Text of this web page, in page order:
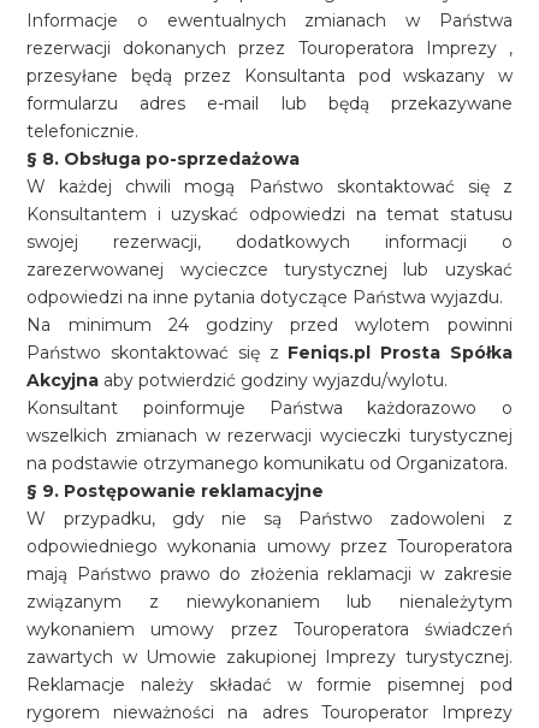
Informacje o ewentualnych zmianach w Państwa
rezerwacji dokonanych przez Touroperatora Imprezy ,
przesyłane będą przez Konsultanta pod wskazany w
formularzu adres e-mail lub będą przekazywane
telefonicznie.
§ 8. Obsługa po-sprzedażowa
W każdej chwili mogą Państwo skontaktować się z
Konsultantem i uzyskać odpowiedzi na temat statusu
swojej rezerwacji, dodatkowych informacji o
zarezerwowanej wycieczce turystycznej lub uzyskać
odpowiedzi na inne pytania dotyczące Państwa wyjazdu.
Na minimum 24 godziny przed wylotem powinni
Państwo skontaktować się z Feniqs.pl Prosta Spółka
Akcyjna aby potwierdzić godziny wyjazdu/wylotu.
Konsultant poinformuje Państwa każdorazowo o
wszelkich zmianach w rezerwacji wycieczki turystycznej
na podstawie otrzymanego komunikatu od Organizatora.
§ 9. Postępowanie reklamacyjne
W przypadku, gdy nie są Państwo zadowoleni z
odpowiedniego wykonania umowy przez Touroperatora
mają Państwo prawo do złożenia reklamacji w zakresie
związanym z niewykonaniem lub nienależytym
wykonaniem umowy przez Touroperatora świadczeń
zawartych w Umowie zakupionej Imprezy turystycznej.
Reklamacje należy składać w formie pisemnej pod
rygorem nieważności na adres Touroperator Imprezy